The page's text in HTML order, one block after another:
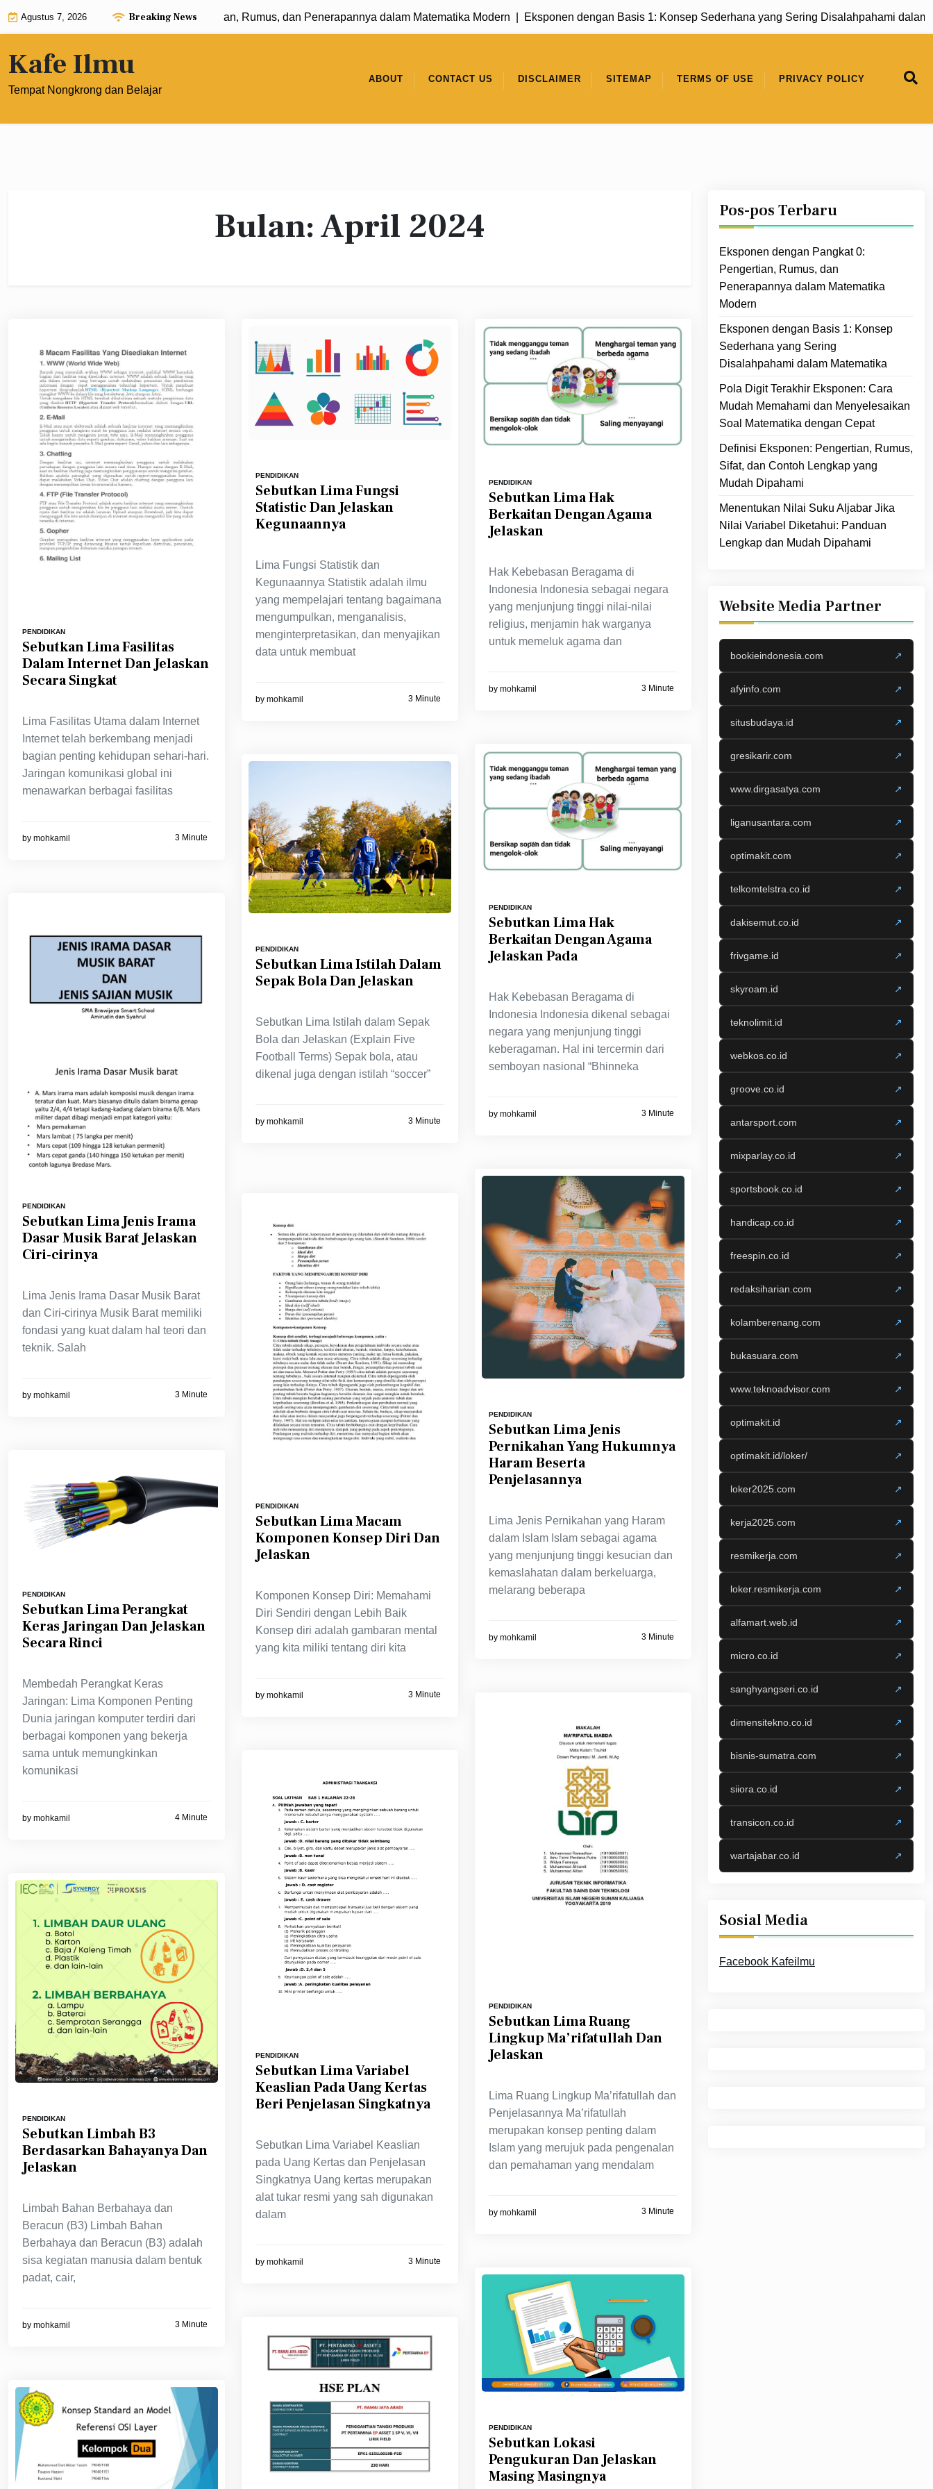
Agustus 7, 2026 Breaking News
dengan Pangkat 0: Pengertian, Rumus, dan Penerapannya dalam Matematika Modern |Eksponen dengan Basis 1: Konsep Sederhana yang Sering Disalahpahami dalam
Kafe Ilmu
Tempat Nongkrong dan Belajar
ABOUT CONTACT US DISCLAIMER SITEMAP TERMS OF USE PRIVACY POLICY
Bulan:April 2024
PENDIDIKAN
Sebutkan Lima Fasilitas
Dalam Internet Dan Jelaskan
Secara Singkat
Lima Fasilitas Utama dalam Internet
Internet telah berkembang menjadi
bagian penting kehidupan sehari-hari.
Jaringan komunikasi global ini
menawarkan berbagai fasilitas
by mohkamil 3 Minute
PENDIDIKAN
Sebutkan Lima Fungsi
Statistic Dan Jelaskan
Kegunaannya
Lima Fungsi Statistik dan
Kegunaannya Statistik adalah ilmu
yang mempelajari tentang bagaimana
mengumpulkan, menganalisis,
menginterpretasikan, dan menyajikan
data untuk membuat
by mohkamil 3 Minute
PENDIDIKAN
Sebutkan Lima Hak
Berkaitan Dengan Agama
Jelaskan
Hak Kebebasan Beragama di
Indonesia Indonesia sebagai negara
yang menjunjung tinggi nilai-nilai
religius, menjamin hak warganya
untuk memeluk agama dan
by mohkamil 3 Minute
PENDIDIKAN
Sebutkan Lima Hak
Berkaitan Dengan Agama
Jelaskan Pada
Hak Kebebasan Beragama di
Indonesia Indonesia dikenal sebagai
negara yang menjunjung tinggi
keberagaman. Hal ini tercermin dari
semboyan nasional “Bhinneka
by mohkamil 3 Minute
PENDIDIKAN
Sebutkan Lima Istilah Dalam
Sepak Bola Dan Jelaskan
Sebutkan Lima Istilah dalam Sepak
Bola dan Jelaskan (Explain Five
Football Terms) Sepak bola, atau
dikenal juga dengan istilah “soccer”
by mohkamil 3 Minute
PENDIDIKAN
Sebutkan Lima Jenis Irama
Dasar Musik Barat Jelaskan
Ciri-cirinya
Lima Jenis Irama Dasar Musik Barat
dan Ciri-cirinya Musik Barat memiliki
fondasi yang kuat dalam hal teori dan
teknik. Salah
by mohkamil 3 Minute
PENDIDIKAN
Sebutkan Lima Jenis
Pernikahan Yang Hukumnya
Haram Beserta
Penjelasannya
Lima Jenis Pernikahan yang Haram
dalam Islam Islam sebagai agama
yang menjunjung tinggi kesucian dan
kemaslahatan dalam berkeluarga,
melarang beberapa
by mohkamil 3 Minute
PENDIDIKAN
Sebutkan Lima Macam
Komponen Konsep Diri Dan
Jelaskan
Komponen Konsep Diri: Memahami
Diri Sendiri dengan Lebih Baik
Konsep diri adalah gambaran mental
yang kita miliki tentang diri kita
by mohkamil 3 Minute
PENDIDIKAN
Sebutkan Lima Perangkat
Keras Jaringan Dan Jelaskan
Secara Rinci
Membedah Perangkat Keras
Jaringan: Lima Komponen Penting
Dunia jaringan komputer terdiri dari
berbagai komponen yang bekerja
sama untuk memungkinkan
komunikasi
by mohkamil 4 Minute
PENDIDIKAN
Sebutkan Lima Ruang
Lingkup Ma’rifatullah Dan
Jelaskan
Lima Ruang Lingkup Ma’rifatullah dan
Penjelasannya Ma’rifatullah
merupakan konsep penting dalam
Islam yang merujuk pada pengenalan
dan pemahaman yang mendalam
by mohkamil 3 Minute
PENDIDIKAN
Sebutkan Lima Variabel
Keaslian Pada Uang Kertas
Beri Penjelasan Singkatnya
Sebutkan Lima Variabel Keaslian
pada Uang Kertas dan Penjelasan
Singkatnya Uang kertas merupakan
alat tukar resmi yang sah digunakan
dalam
by mohkamil 3 Minute
PENDIDIKAN
Sebutkan Limbah B3
Berdasarkan Bahayanya Dan
Jelaskan
Limbah Bahan Berbahaya dan
Beracun (B3) Limbah Bahan
Berbahaya dan Beracun (B3) adalah
sisa kegiatan manusia dalam bentuk
padat, cair,
by mohkamil 3 Minute
PENDIDIKAN
Sebutkan Lokasi
Pengukuran Dan Jelaskan
Masing Masingnya
Pos-pos Terbaru
Eksponen dengan Pangkat 0:
Pengertian, Rumus, dan
Penerapannya dalam Matematika
Modern
Eksponen dengan Basis 1: Konsep
Sederhana yang Sering
Disalahpahami dalam Matematika
Pola Digit Terakhir Eksponen: Cara
Mudah Memahami dan Menyelesaikan
Soal Matematika dengan Cepat
Definisi Eksponen: Pengertian, Rumus,
Sifat, dan Contoh Lengkap yang
Mudah Dipahami
Menentukan Nilai Suku Aljabar Jika
Nilai Variabel Diketahui: Panduan
Lengkap dan Mudah Dipahami
Website Media Partner
bookieindonesia.com ↗
afyinfo.com ↗
situsbudaya.id ↗
gresikarir.com ↗
www.dirgasatya.com ↗
liganusantara.com ↗
optimakit.com ↗
telkomtelstra.co.id ↗
dakisemut.co.id ↗
frivgame.id ↗
skyroam.id ↗
teknolimit.id ↗
webkos.co.id ↗
groove.co.id ↗
antarsport.com ↗
mixparlay.co.id ↗
sportsbook.co.id ↗
handicap.co.id ↗
freespin.co.id ↗
redaksiharian.com ↗
kolamberenang.com ↗
bukasuara.com ↗
www.teknoadvisor.com ↗
optimakit.id ↗
optimakit.id/loker/ ↗
loker2025.com ↗
kerja2025.com ↗
resmikerja.com ↗
loker.resmikerja.com ↗
alfamart.web.id ↗
micro.co.id ↗
sanghyangseri.co.id ↗
dimensitekno.co.id ↗
bisnis-sumatra.com ↗
siiora.co.id ↗
transicon.co.id ↗
wartajabar.co.id ↗
Sosial Media
Facebook Kafeilmu